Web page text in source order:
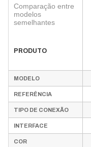
Comparação entre
modelos
semelhantes
PRODUTO
MODELO
REFERÊNCIA
TIPO DE CONEXÃO
INTERFACE
COR